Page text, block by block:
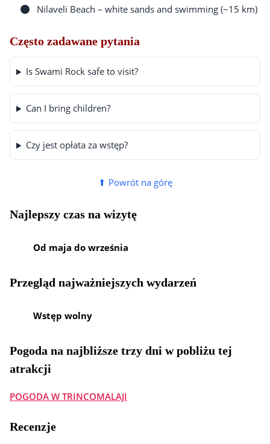
Nilaveli Beach – white sands and swimming (~15 km)
Często zadawane pytania
Is Swami Rock safe to visit?
Can I bring children?
Czy jest opłata za wstęp?
⬆ Powrót na górę
Najlepszy czas na wizytę
Od maja do września
Przegląd najważniejszych wydarzeń
Wstęp wolny
Pogoda na najbliższe trzy dni w pobliżu tej
atrakcji
POGODA W TRINCOMALAJI
Recenzje